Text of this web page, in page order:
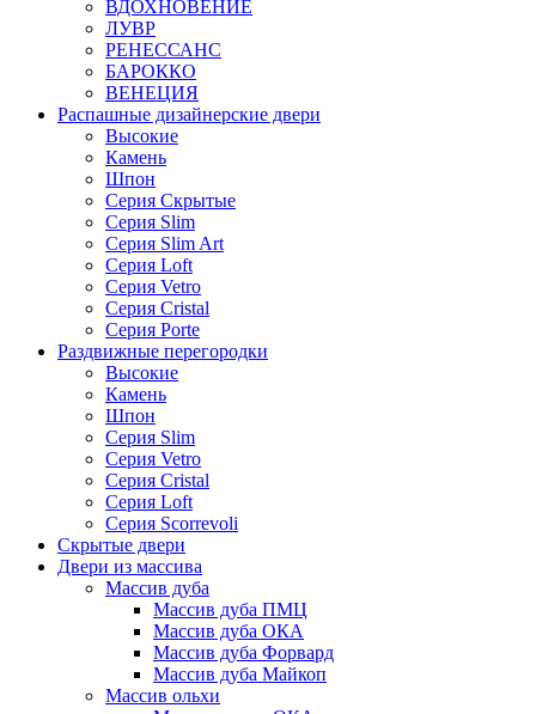
ВДОХНОВЕНИЕ
ЛУВР
РЕНЕССАНС
БАРОККО
ВЕНЕЦИЯ
Распашные дизайнерские двери
Высокие
Камень
Шпон
Серия Скрытые
Серия Slim
Серия Slim Art
Серия Loft
Серия Vetro
Серия Cristal
Серия Porte
Раздвижные перегородки
Высокие
Камень
Шпон
Серия Slim
Серия Vetro
Серия Cristal
Серия Loft
Серия Scorrevoli
Скрытые двери
Двери из массива
Массив дуба
Массив дуба ПМЦ
Массив дуба ОКА
Массив дуба Форвард
Массив дуба Майкоп
Массив ольхи